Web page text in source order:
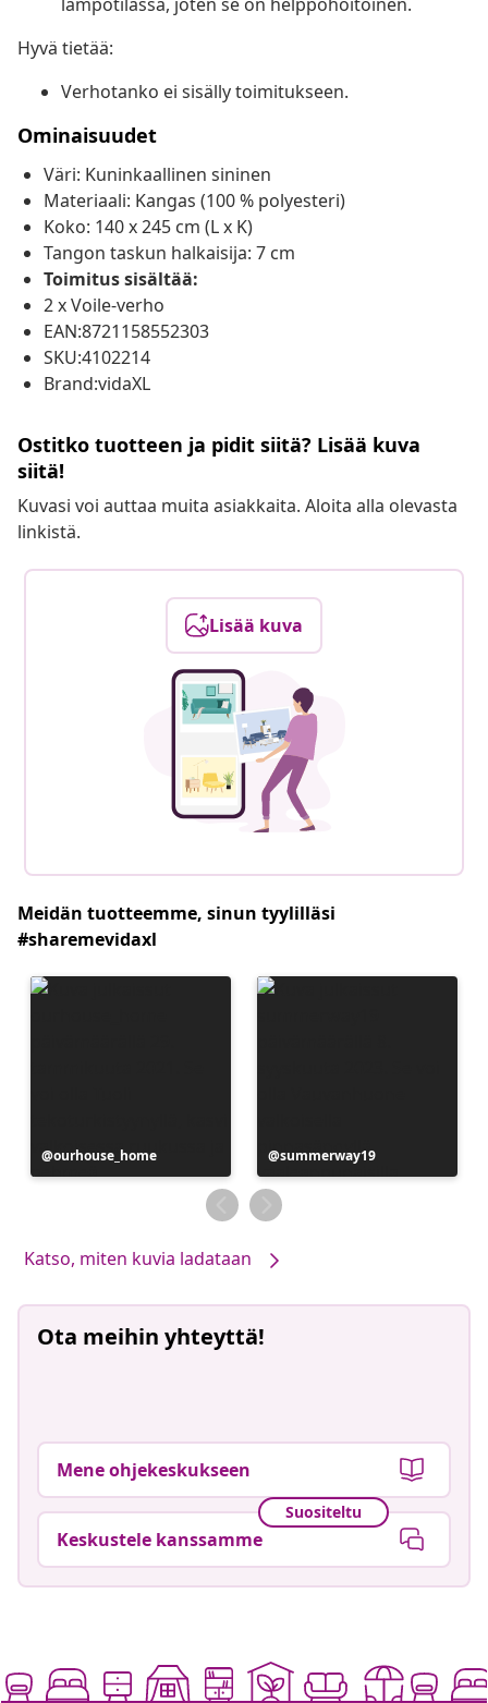
Hyvä tietää:
Verhotanko ei sisälly toimitukseen.
Ominaisuudet
Väri: Kuninkaallinen sininen
Materiaali: Kangas (100 % polyesteri)
Koko: 140 x 245 cm (L x K)
Tangon taskun halkaisija: 7 cm
Toimitus sisältää:
2 x Voile-verho
EAN:8721158552303
SKU:4102214
Brand:vidaXL
Ostitko tuotteen ja pidit siitä? Lisää kuva
siitä!
Kuvasi voi auttaa muita asiakkaita. Aloita alla olevasta
linkistä.
Lisää kuva
Meidän tuotteemme, sinun tyylilläsi
#sharemevidaxl
Julkaissut
ourhouse_home Julkaissut
summerway19
Katso, miten kuvia ladataan
Ota meihin yhteyttä!
Mene ohjekeskukseen
Suositeltu
Keskustele kanssamme